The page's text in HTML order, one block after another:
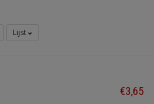
Lijst
€3,65